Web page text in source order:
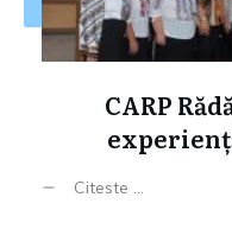
CARP
Citeste ...